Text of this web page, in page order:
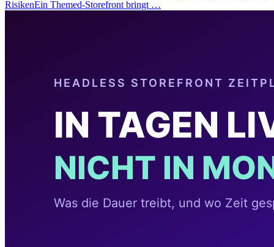
RisikenEin Themed-Storefront bringt …